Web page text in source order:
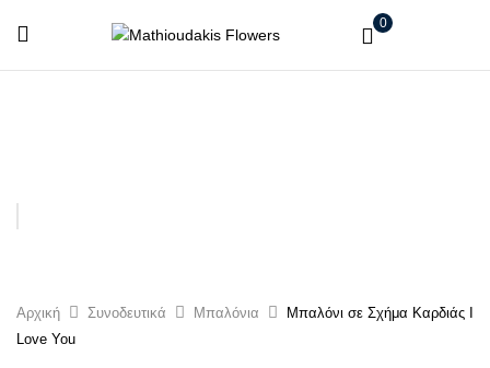
0
Αρχική Συνοδευτικά Μπαλόνια
Μπαλόνι σε Σχήμα Καρδιάς I
Love You